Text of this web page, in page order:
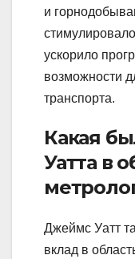
и
ускорило
возможности
транспорта.
Какая
Уатта в
Джеймс Уатт
вклад в